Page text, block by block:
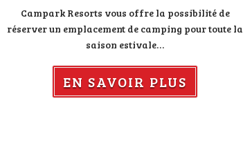
Campark Resorts vous offre la possibilité de
réserver un emplacement de camping pour toute la
saison estivale…
EN SAVOIR PLUS